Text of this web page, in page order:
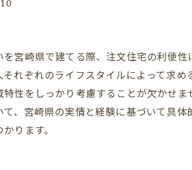
を宮崎県で建てる際、注文住宅の利便
それぞれのライフスタイルによって求
特性をしっかり考慮することが欠かせ
て、宮崎県の実情と経験に基づいて具
ります。